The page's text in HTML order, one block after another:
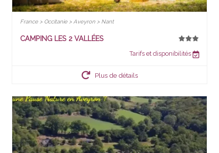
France > Occitanie > Aveyron > Nant
CAMPING LES 2 VALLÉES
Tarifs et disponibilités
Plus de détails